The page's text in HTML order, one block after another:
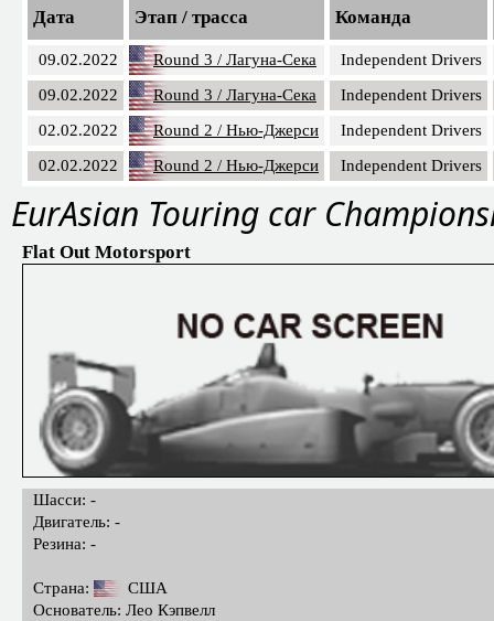
Дата Этап / трасса Команда
09.02.2022 Round 3 / Лагуна-Сека
Independent Drivers
09.02.2022
Round 3 / Лагуна-Сека
Independent Drivers
02.02.2022
Round 2 / Нью-Джерси
Independent Drivers
02.02.2022
Round 2 / Нью-Джерси Independent Drivers
EurAsian Touring car
Flat Out Motorsport
Шасси: -
Двигатель: -
Резина: -
Страна:
США
Основатель: Лео Кэпвелл